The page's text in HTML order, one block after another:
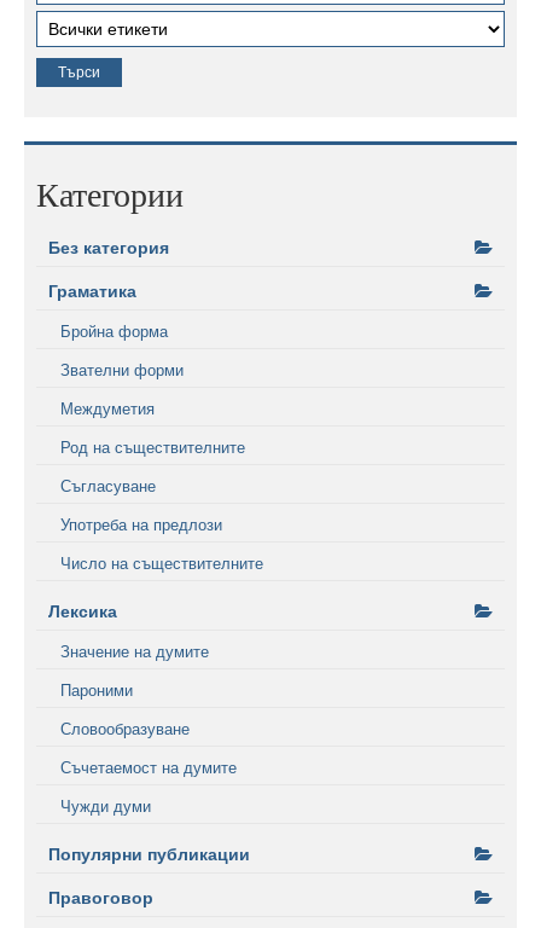
Категории
Без категория
Граматика
Бройна форма
Звателни форми
Междуметия
Род на съществителните
Съгласуване
Употреба на предлози
Число на съществителните
Лексика
Значение на думите
Пароними
Словообразуване
Съчетаемост на думите
Чужди думи
Популярни публикации
Правоговор